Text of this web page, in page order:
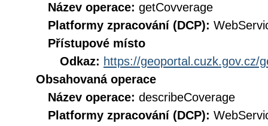
Název operace: getCovverage
Platformy zpracování (DCP):
Přístupové místo
Odkaz: https://geoportal.cuzk.gov.cz/
Obsahovaná operace
Název operace: describeCoverage
Platformy zpracování (DCP):